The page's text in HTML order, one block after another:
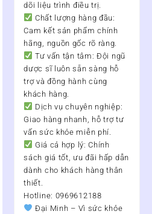
dõi liệu trình điều trị.
Chất lượng hàng đầu:
Cam kết sản phẩm chính
hãng, nguồn gốc rõ ràng.
Tư vấn tận tâm: Đội ngũ
dược sĩ luôn sẵn sàng hỗ
trợ và đồng hành cùng
khách hàng.
Dịch vụ chuyên nghiệp:
Giao hàng nhanh, hỗ trợ tư
vấn sức khỏe miễn phí.
Giá cả hợp lý: Chính
sách giá tốt, ưu đãi hấp dẫn
dành cho khách hàng thân
thiết.
Hotline: 0969612188
Đại Minh – Vì sức khỏe